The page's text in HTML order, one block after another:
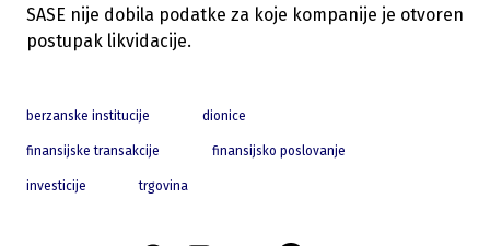
SASE nije dobila podatke za koje kompanije je otvoren
postupak likvidacije.
berzanske institucije dionice
finansijske transakcije finansijsko poslovanje
investicije trgovina